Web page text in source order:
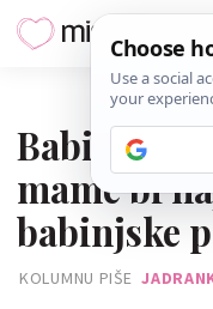
Babinje u
mame bi
babinjske
KOLUMNU PIŠE